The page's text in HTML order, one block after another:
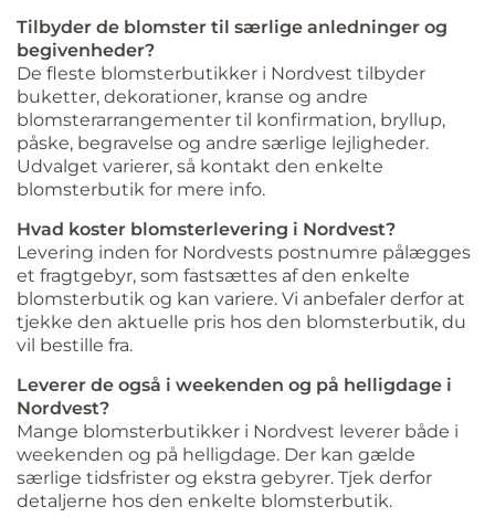
Tilbyder de blomster til særlige anledninger og
begivenheder?
De fleste blomsterbutikker i Nordvest tilbyder
buketter, dekorationer, kranse og andre
blomsterarrangementer til konfirmation, bryllup,
påske, begravelse og andre særlige lejligheder.
Udvalget varierer, så kontakt den enkelte
blomsterbutik for mere info.
Hvad koster blomsterlevering i Nordvest?
Levering inden for Nordvests postnumre pålægges
et fragtgebyr, som fastsættes af den enkelte
blomsterbutik og kan variere. Vi anbefaler derfor at
tjekke den aktuelle pris hos den blomsterbutik, du
vil bestille fra.
Leverer de også i weekenden og på helligdage i
Nordvest?
Mange blomsterbutikker i Nordvest leverer både i
weekenden og på helligdage. Der kan gælde
særlige tidsfrister og ekstra gebyrer. Tjek derfor
detaljerne hos den enkelte blomsterbutik.